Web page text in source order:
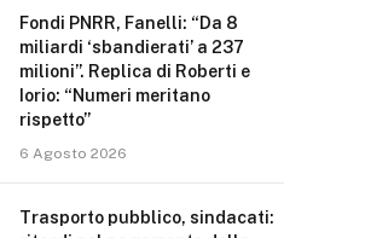
Fondi PNRR, Fanelli: “Da 8
miliardi ‘sbandierati’ a 237
milioni”. Replica di Roberti e
Iorio: “Numeri meritano
rispetto”
6 Agosto 2026
Trasporto pubblico, sindacati: